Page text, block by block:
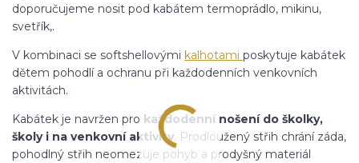
doporučujeme nosit pod kabátem termoprádlo, mikinu,
svetřík,.
V kombinaci se softshellovými kalhotami poskytuje kabátek
dětem pohodlí a ochranu při každodenních venkovních
aktivitách.
Kabátek je navržen pro každodenní nošení do školky,
školy i na venkovní aktivity. Prodloužený střih chrání záda,
pohodlný střih neomezuje pohyb a prodyšný materiál